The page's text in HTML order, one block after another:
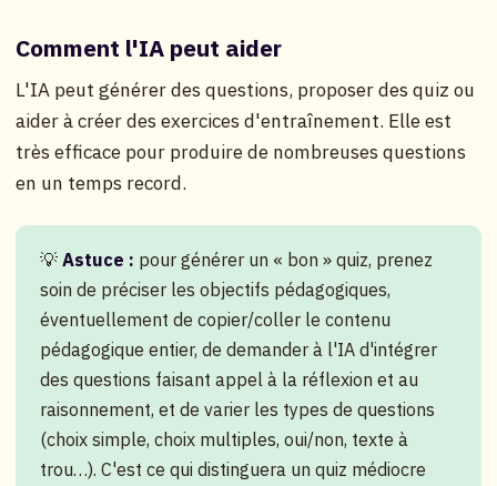
Comment l'IA peut aider
L'IA peut générer des questions, proposer des quiz ou
aider à créer des exercices d'entraînement. Elle est
très efficace pour produire de nombreuses questions
en un temps record.
💡 Astuce : pour générer un « bon » quiz, prenez
soin de préciser les objectifs pédagogiques,
éventuellement de copier/coller le contenu
pédagogique entier, de demander à l'IA d'intégrer
des questions faisant appel à la réflexion et au
raisonnement, et de varier les types de questions
(choix simple, choix multiples, oui/non, texte à
trou…). C'est ce qui distinguera un quiz médiocre